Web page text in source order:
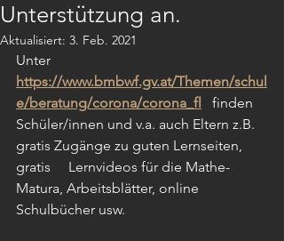
Unterstützung an.
Aktualisiert: 3. Feb. 2021
Unter
https://www.bmbwf.gv.at/Themen/schul
e/beratung/corona/corona_fl
   finden
Schüler/innen und v.a. auch Eltern z.B.
gratis Zugänge zu guten Lernseiten,
gratis     Lernvideos für die Mathe-
Matura, Arbeitsblätter, online
Schulbücher usw.